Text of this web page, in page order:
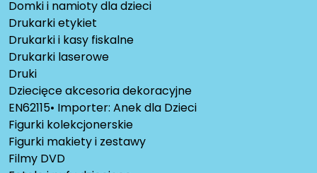
Domki i namioty dla dzieci
Drukarki etykiet
Drukarki i kasy fiskalne
Drukarki laserowe
Druki
Dziecięce akcesoria dekoracyjne
EN62115• Importer: Anek dla Dzieci
Figurki kolekcjonerskie
Figurki makiety i zestawy
Filmy DVD